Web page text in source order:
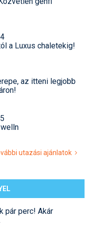
a Luxus chaletekig!
az itteni legjobb
utazási ajánlatok
pár perc! Akár